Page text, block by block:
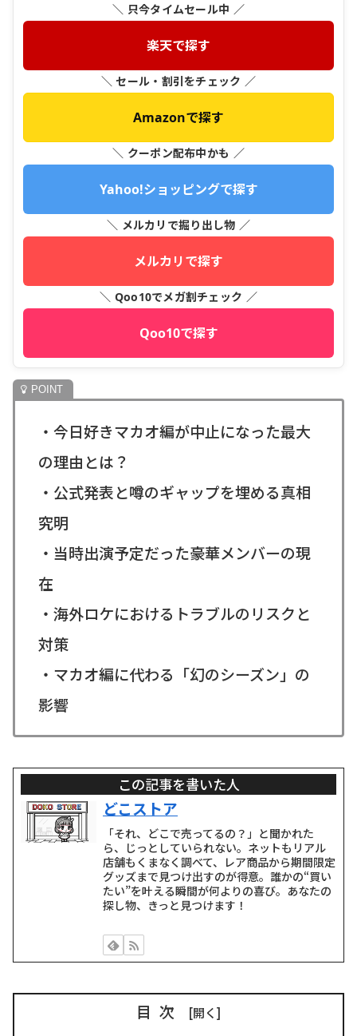
＼ 只今タイムセール中 ／
楽天で探す
＼ セール・割引をチェック ／
Amazonで探す
＼ クーポン配布中かも ／
Yahoo!ショッピングで探す
＼ メルカリで掘り出し物 ／
メルカリで探す
＼ Qoo10でメガ割チェック ／
Qoo10で探す
・今日好きマカオ編が中止になった最大
の理由とは？
・公式発表と噂のギャップを埋める真相
究明
・当時出演予定だった豪華メンバーの現
在
・海外ロケにおけるトラブルのリスクと
対策
・マカオ編に代わる「幻のシーズン」の
影響
この記事を書いた人
どこストア
「それ、どこで売ってるの？」と聞かれた
ら、じっとしていられない。ネットもリアル
店舗もくまなく調べて、レア商品から期間限定
グッズまで見つけ出すのが得意。誰かの“買い
たい”を叶える瞬間が何よりの喜び。あなたの
探し物、きっと見つけます！
目次